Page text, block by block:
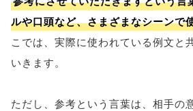
ルや口頭など、さまざまなシーンで
こでは、実際に使われている例文と
いきます。
ただし、参考という言葉は、相手の